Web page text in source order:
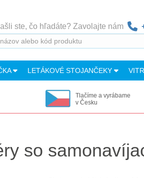
ste, čo hľadáte? Zavolajte nám
LETÁKOVÉ STOJANČEKY
Tlačíme a vyrábame
v Česku
so